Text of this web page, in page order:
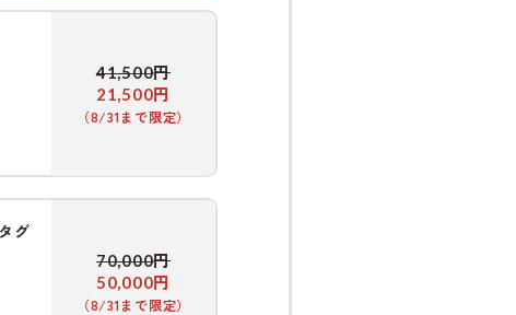
41,500円
21,500円
（8/31まで限定）
グ
70,000円
50,000円
（8/31まで限定）